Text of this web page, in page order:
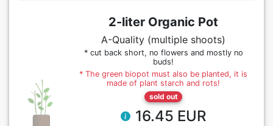
2-liter Organic Pot
A-Quality (multiple shoots)
* cut back short, no flowers and mostly no
buds!
* The green biopot must also be planted, it is
made of plant starch and rots!
sold out
16.45 EUR